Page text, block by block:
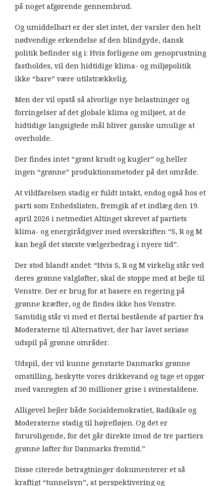
på noget afgørende gennembrud.
Og umiddelbart er der slet intet, der varsler den helt
nødvendige erkendelse af den blindgyde, dansk
politik befinder sig i: Hvis forligene om genoprustning
fastholdes, vil den hidtidige klima- og miljøpolitik
ikke “bare” være utilstrækkelig.
Men der vil opstå så alvorlige nye belastninger og
forringelser af det globale klima og miljøet, at de
hidtidige langsigtede mål bliver ganske umulige at
overholde.
Der findes intet “grønt krudt og kugler” og heller
ingen “grønne” produktionsmetoder på det område.
At vildfarelsen stadig er fuldt intakt, endog også hos et
parti som Enhedslisten, fremgik af et indlæg den 19.
april 2026 i netmediet Altinget skrevet af partiets
klima- og energirådgiver med overskriften “S, R og M
kan begå det største vælgerbedrag i nyere tid”.
Der stod blandt andet: “Hvis S, R og M virkelig står ved
deres grønne valgløfter, skal de stoppe med at bejle til
Venstre. Der er brug for at basere en regering på
grønne kræfter, og de findes ikke hos Venstre.
Samtidig står vi med et flertal bestående af partier fra
Moderaterne til Alternativet, der har lavet seriøse
udspil på grønne områder.
Udspil, der vil kunne genstarte Danmarks grønne
omstilling, beskytte vores drikkevand og tage et opgør
med vanrøgten af 30 millioner grise i svinestaldene.
Alligevel bejler både Socialdemokratiet, Radikale og
Moderaterne stadig til højrefløjen. Og det er
foruroligende, for det går direkte imod de tre partiers
grønne løfter for Danmarks fremtid.”
Disse citerede betragtninger dokumenterer et så
kraftigt “tunnelsyn”, at perspektivering og